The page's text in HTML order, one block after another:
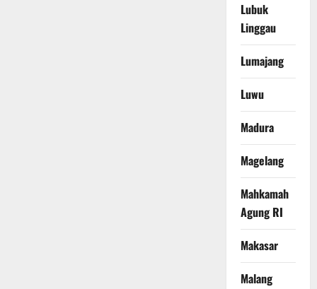
Lubuk
Linggau
Lumajang
Luwu
Madura
Magelang
Mahkamah
Agung RI
Makasar
Malang